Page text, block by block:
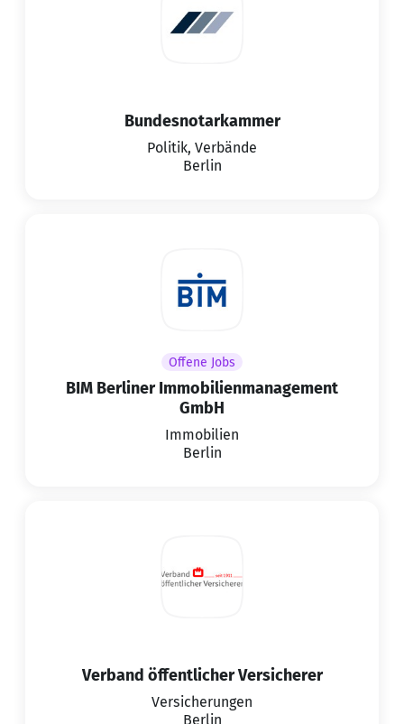
Bundesnotarkammer
Politik, Verbände
Berlin
Offene Jobs
BIM Berliner Immobilienmanagement
GmbH
Immobilien
Berlin
Verband öffentlicher Versicherer
Versicherungen
Berlin